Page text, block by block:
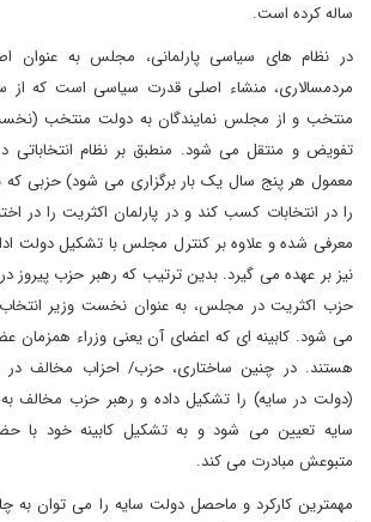
ساله کرده است.
در نظام های سیاسی پارلمانی، مجلس به عنوان
مردمسالاری، منشاء اصلی قدرت سیاسی است که از
منتخب و از مجلس نمایندگان به دولت منتخب (نخست
تفویض و منتقل می شود. منطبق بر نظام انتخاباتی
معمول هر پنج سال یک بار برگزاری می شود) حزبی
را در انتخابات کسب کند و در پارلمان اکثریت را در
معرفی شده و علاوه بر کنترل مجلس با تشکیل دولت
نیز بر عهده می گیرد. بدین ترتیب که رهبر حزب پیروز در
حزب اکثریت در مجلس، به عنوان نخست وزیر انتخاب
می شود. کابینه ای که اعضای آن یعنی وزراء همزمان
هستند. در چنین ساختاری، حزب/ احزاب مخالف در
(دولت در سایه) را تشکیل داده و رهبر حزب مخالف
سایه تعیین می شود و به تشکیل کابینه خود با
متبوعش مبادرت می کند.
مهمترین کارکرد و ماحصل دولت سایه را می توان